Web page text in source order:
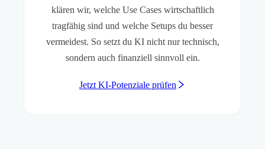
klären wir, welche Use Cases wirtschaftlich
tragfähig sind und welche Setups du besser
vermeidest. So setzt du KI nicht nur technisch,
sondern auch finanziell sinnvoll ein.
Jetzt KI-Potenziale prüfen